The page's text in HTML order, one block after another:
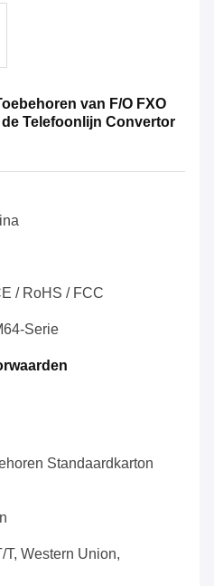
van F/O FXO
Telefoonlijn Convertor
/ RoHS / FCC
Serie
Standaardkarton
T, Western Union,